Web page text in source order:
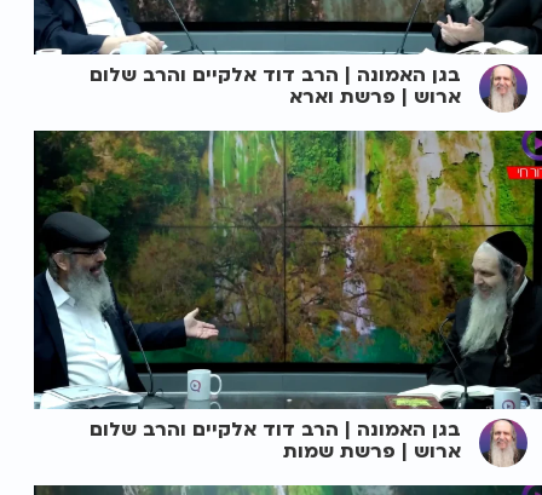
בגן האמונה | הרב דוד אלקיים והרב שלום
ארוש | פרשת וארא
בגן האמונה | הרב דוד אלקיים והרב שלום
ארוש | פרשת שמות